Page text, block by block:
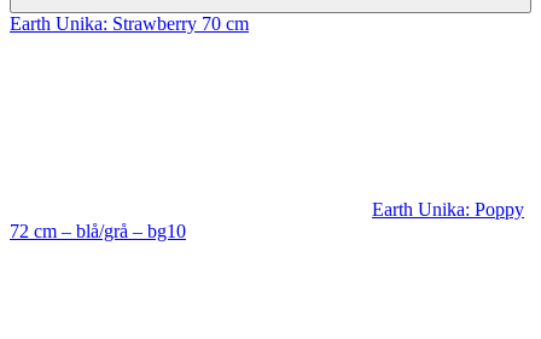
Earth Unika: Strawberry 70 cm
Earth Unika: Poppy
72 cm – blå/grå – bg10